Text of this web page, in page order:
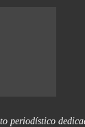
periodístico